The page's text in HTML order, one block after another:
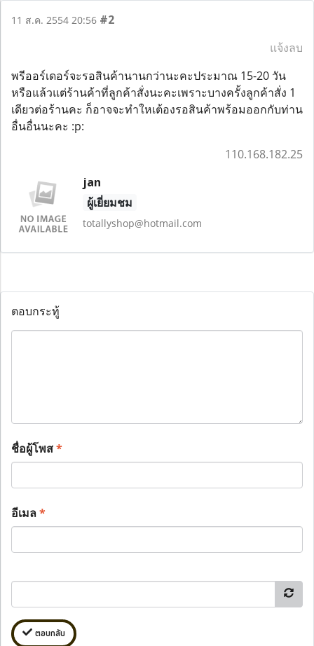
11 ส.ค. 2554 20:56 #2
แจ้งลบ
พรีออร์เดอร์จะรอสินค้านานกว่านะคะประมาณ 15-20 วัน
หรือแล้วแต่ร้านค้าที่ลูกค้าสั่งนะคะเพราะบางครั้งลูกค้าสั่ง 1
เดียวต่อร้านคะ ก็อาจจะทำใหเต้องรอสินค้าพร้อมออกกับท่าน
อื่นอื่นนะคะ :p:
110.168.182.25
jan
ผู้เยี่ยมชม
totallyshop@hotmail.com
ตอบกระทู้
ชื่อผู้โพส*
อีเมล*
ตอบกลับ